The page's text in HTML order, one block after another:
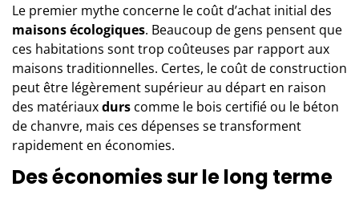
Le premier mythe concerne le coût d’achat initial des
maisons écologiques. Beaucoup de gens pensent que
ces habitations sont trop coûteuses par rapport aux
maisons traditionnelles. Certes, le coût de construction
peut être légèrement supérieur au départ en raison
des matériauxdurs comme le bois certifié ou le béton
de chanvre, mais ces dépenses se transforment
rapidement en économies.
Des économies sur le long terme